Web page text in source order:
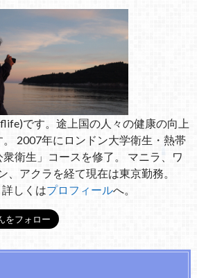
です。途上国の人々の健康の向上
2007年にロンドン大学衛生・熱帯
衛生」コースを修了。 マニラ、ワ
、アクラを経て現在は東京勤務。
しくはプロフィールへ。